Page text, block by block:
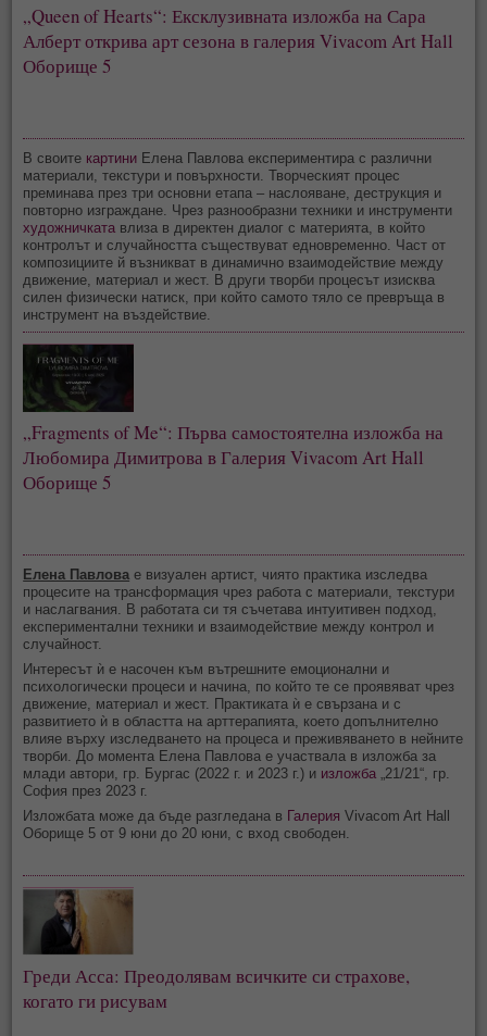
„Queen of Hearts“: Ексклузивната изложба на Сара
Алберт открива арт сезона в галерия Vivacom Art Hall
Оборище 5
В своите картини Елена Павлова експериментира с различни
материали, текстури и повърхности. Творческият процес
преминава през три основни етапа – наслояване, деструкция и
повторно изграждане. Чрез разнообразни техники и инструменти
художничката влиза в директен диалог с материята, в който
контролът и случайността съществуват едновременно. Част от
композициите й възникват в динамично взаимодействие между
движение, материал и жест. В други творби процесът изисква
силен физически натиск, при който самото тяло се превръща в
инструмент на въздействие.
„Fragments of Me“: Първа самостоятелна изложба на
Любомира Димитрова в Галерия Vivacom Art Hall
Оборище 5
Елена Павлова е визуален артист, чиято практика изследва
процесите на трансформация чрез работа с материали, текстури
и наслагвания. В работата си тя съчетава интуитивен подход,
експериментални техники и взаимодействие между контрол и
случайност.
Интересът ѝ е насочен към вътрешните емоционални и
психологически процеси и начина, по който те се проявяват чрез
движение, материал и жест. Практиката ѝ е свързана и с
развитието ѝ в областта на арттерапията, което допълнително
влияе върху изследването на процеса и преживяването в нейните
творби. До момента Елена Павлова е участвала в изложба за
млади автори, гр. Бургас (2022 г. и 2023 г.) и изложба „21/21“, гр.
София през 2023 г.
Изложбата може да бъде разгледана в Галерия Vivacom Art Hall
Оборище 5 от 9 юни до 20 юни, с вход свободен.
Греди Асса: Преодолявам всичките си страхове,
когато ги рисувам